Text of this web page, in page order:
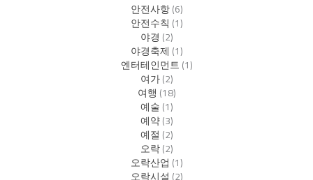
안전사항(6)
안전수칙 (1)
야경 (2)
야경축제 (1)
엔터테인먼트(1)
여가(2)
여행 (18)
예술(1)
예약(3)
예절 (2)
오락(2)
오락산업 (1)